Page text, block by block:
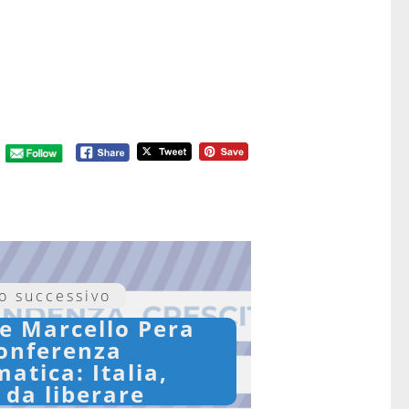
successivo
Marcello Pera
Italia,
da liberare